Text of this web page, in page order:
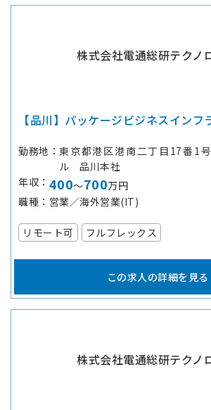
株式会社電通総研テクノ
【品川】パッケージビジネスインフ
勤務地
東京都港区港南二丁目17番1
ル 品川本社
年収
400～700万円
職種
営業／海外営業(IT)
リモート可 フルフレックス
この求人の詳細を見る
株式会社電通総研テクノ